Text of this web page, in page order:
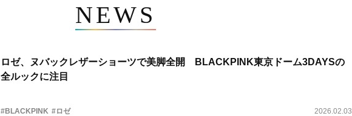
NEWS
ロゼ、ヌバックレザーショーツで美脚全開 BLACKPINK東京ドーム3DAYSの
全ルックに注目
#BLACKPINK #ロゼ 2026.02.03